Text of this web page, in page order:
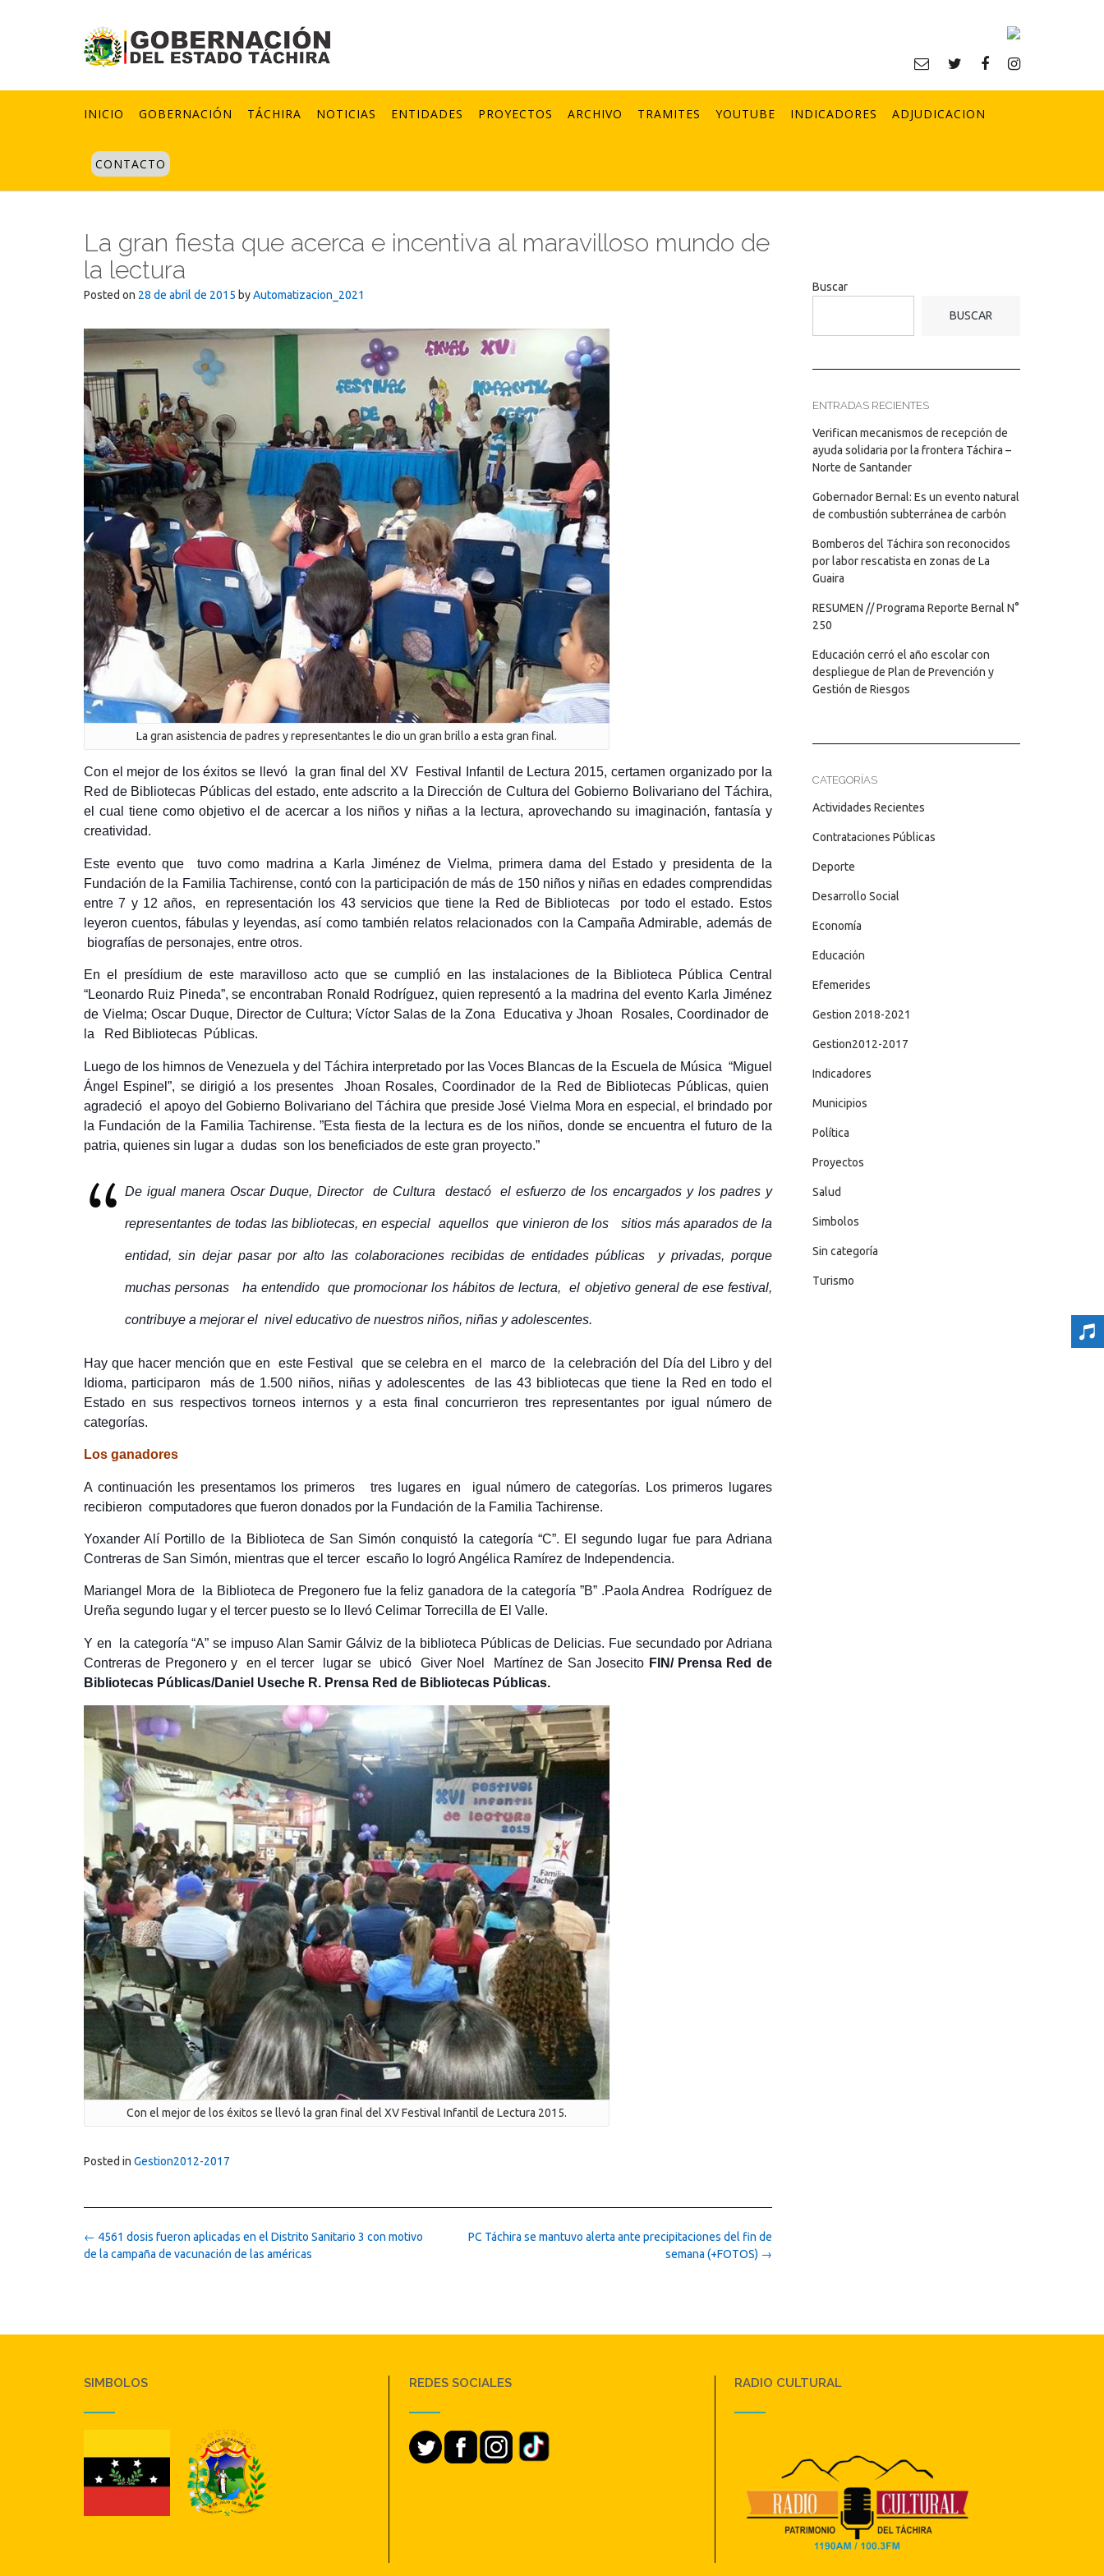
INICIO GOBERNACIÓN TÁCHIRA NOTICIAS ENTIDADES PROYECTOS ARCHIVO TRAMITES YOUTUBE INDICADORES ADJUDICACION
CONTACTO
La gran fiesta que acerca e incentiva al maravilloso mundo de
la lectura
Posted on 28 de abril de 2015 byAutomatizacion_2021
La gran asistencia de padres y representantes le dio un gran brillo a esta gran final.
Con el mejor de los éxitos se llevó la gran final del XV Festival Infantil de Lectura 2015, certamen organizado por la
Red de Bibliotecas Públicas del estado, ente adscrito a la Dirección de Cultura del Gobierno Bolivariano del Táchira,
el cual tiene como objetivo el de acercar a los niños y niñas a la lectura, aprovechando su imaginación, fantasía y
creatividad.
Este evento que tuvo como madrina a Karla Jiménez de Vielma, primera dama del Estado y presidenta de la
Fundación de la Familia Tachirense, contó con la participación de más de 150 niños y niñas en edades comprendidas
entre 7 y 12 años, en representación los 43 servicios que tiene la Red de Bibliotecas por todo el estado. Estos
leyeron cuentos, fábulas y leyendas, así como también relatos relacionados con la Campaña Admirable, además de
biografías de personajes, entre otros.
En el presídium de este maravilloso acto que se cumplió en las instalaciones de la Biblioteca Pública Central
“Leonardo Ruiz Pineda”, se encontraban Ronald Rodríguez, quien representó a la madrina del evento Karla Jiménez
de Vielma; Oscar Duque, Director de Cultura; Víctor Salas de la Zona Educativa y Jhoan Rosales, Coordinador de
la Red Bibliotecas Públicas.
Luego de los himnos de Venezuela y del Táchira interpretado por las Voces Blancas de la Escuela de Música “Miguel
Ángel Espinel”, se dirigió a los presentes Jhoan Rosales, Coordinador de la Red de Bibliotecas Públicas, quien
agradeció el apoyo del Gobierno Bolivariano del Táchira que preside José Vielma Mora en especial, el brindado por
la Fundación de la Familia Tachirense. ”Esta fiesta de la lectura es de los niños, donde se encuentra el futuro de la
patria, quienes sin lugar a dudas son los beneficiados de este gran proyecto.”
De igual manera Oscar Duque, Director de Cultura destacó el esfuerzo de los encargados y los padres y
representantes de todas las bibliotecas, en especial aquellos que vinieron de los sitios más aparados de la
entidad, sin dejar pasar por alto las colaboraciones recibidas de entidades públicas y privadas, porque
muchas personas ha entendido que promocionar los hábitos de lectura, el objetivo general de ese festival,
contribuye a mejorar el nivel educativo de nuestros niños, niñas y adolescentes.
Hay que hacer mención que en este Festival que se celebra en el marco de la celebración del Día del Libro y del
Idioma, participaron más de 1.500 niños, niñas y adolescentes de las 43 bibliotecas que tiene la Red en todo el
Estado en sus respectivos torneos internos y a esta final concurrieron tres representantes por igual número de
categorías.
Los ganadores
A continuación les presentamos los primeros tres lugares en igual número de categorías. Los primeros lugares
recibieron computadores que fueron donados por la Fundación de la Familia Tachirense.
Yoxander Alí Portillo de la Biblioteca de San Simón conquistó la categoría “C”. El segundo lugar fue para Adriana
Contreras de San Simón, mientras que el tercer escaño lo logró Angélica Ramírez de Independencia.
Mariangel Mora de la Biblioteca de Pregonero fue la feliz ganadora de la categoría ”B” .Paola Andrea Rodríguez de
Ureña segundo lugar y el tercer puesto se lo llevó Celimar Torrecilla de El Valle.
Y en la categoría “A” se impuso Alan Samir Gálviz de la biblioteca Públicas de Delicias. Fue secundado por Adriana
Contreras de Pregonero y en el tercer lugar se ubicó Giver Noel Martínez de San Josecito FIN/ Prensa Red de
Bibliotecas Públicas/Daniel Useche R. Prensa Red de Bibliotecas Públicas.
Con el mejor de los éxitos se llevó la gran final del XV Festival Infantil de Lectura 2015.
Posted in Gestion2012-2017
Post
navigation
PC Táchira se mantuvo alerta ante precipitaciones del fin de
semana (+FOTOS) →
← 4561 dosis fueron aplicadas en el Distrito Sanitario 3 con motivo
de la campaña de vacunación de las américas
Buscar
BUSCAR
ENTRADAS RECIENTES
Verifican mecanismos de recepción de
ayuda solidaria por la frontera Táchira –
Norte de Santander
Gobernador Bernal: Es un evento natural
de combustión subterránea de carbón
Bomberos del Táchira son reconocidos
por labor rescatista en zonas de La
Guaira
RESUMEN // Programa Reporte Bernal N°
250
Educación cerró el año escolar con
despliegue de Plan de Prevención y
Gestión de Riesgos
CATEGORÍAS
Actividades Recientes
Contrataciones Públicas
Deporte
Desarrollo Social
Economía
Educación
Efemerides
Gestion 2018-2021
Gestion2012-2017
Indicadores
Municipios
Política
Proyectos
Salud
Simbolos
Sin categoría
Turismo
SIMBOLOS REDES SOCIALES RADIO CULTURAL